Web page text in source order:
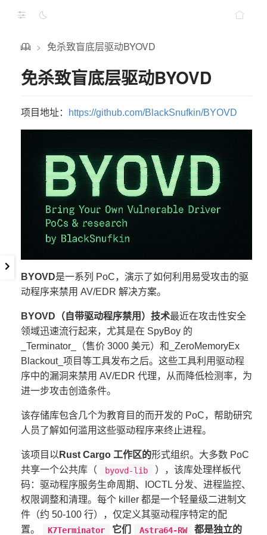
> 免杀致盲底层驱动BYOVD
免杀致盲底层驱动BYOVD
项目地址： https://github.com/BlackSnufkin/BYOVD
BYOVD是一系列 PoC，演示了如何利用易受攻击的驱
动程序来禁用 AV/EDR 解决方案。
BYOVD（自带驱动程序禁用）技术最近在攻击性安全
领域迅速流行起来，尤其是在 SpyBoy 的
_Terminator_（售价 3000 美元）和_ZeroMemoryEx
Blackout_项目等工具发布之后。这些工具利用驱动程
序中的漏洞来禁用 AV/EDR 代理，从而降低检测率，为
进一步攻击创造条件。
该存储库包含几个为教育目的而开发的 PoC，帮助研究
人员了解如何滥用这些驱动程序来终止进程。
该项目以 Rust Cargo 工作区的形式组织。大多数 PoC
共享一个公共库（
byovd-lib
），该库处理样板代
码：驱动程序服务生命周期、IOCTL 分发、进程监控、
权限调整和清理。每个 killer 都是一个轻量级二进制文
件（约 50-100 行），仅定义其驱动程序特定的配
置。
K7Terminator 它们 Astra64-RW 都是独立的